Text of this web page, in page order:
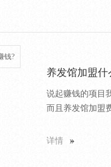
养发馆加盟
说起赚钱的项目
而且养发馆加盟
详情